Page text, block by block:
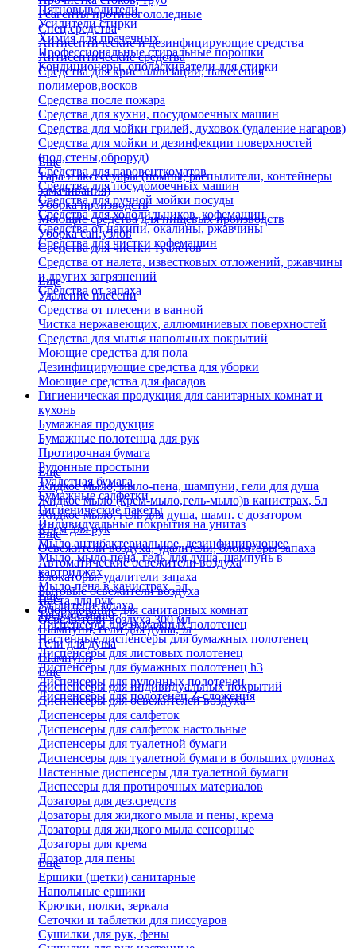
Пятновыводители
Усилители стирки
Химия для прачечных
Профессиональные стиральные порошки
Кондиционеры, ополаскиватели для стирки
Реагенты противогололедные
Спец.средства
Антисептические и дезинфицирующие средства
Антисептические средства
Средства для кристаллизации, нанесения
полимеров,восков
Средства после пожара
Средства для кухни, посудомоечных машин
Средства для мойки грилей, духовок (удаление нагаров)
Средства для мойки и дезинфекции поверхностей
(пол,стены,оброруд)
Средства для паровенткоматов
Средства для посудомоечных машин
Средства для ручной мойки посуды
Средства для холодильников, кофемашин
Средства от накипи, окалины, ржавчины
Средства для чистки кофемашин
Еще
Тара и аксессуары (помпы, распылители, контейнеры
замачивания)
Уборка производств
Моющие средства для пищевых производств
Уборка сан.узлов
Средства для чистки туалетов
Средства от налета, известковых отложений, ржавчины
и других загрязнений
Средства от запаха
Еще
Удаление плесени
Средства от плесени в ванной
Чистка нержавеющих, аллюминиевых поверхностей
Средства для мытья напольных покрытий
Моющие средства для пола
Дезинфицирующие средства для уборки
Моющие средства для фасадов
Гигиеническая продукция для санитарных комнат и
кухонь
Бумажная продукция
Бумажные полотенца для рук
Протирочная бумага
Рулонные простыни
Туалетная бумага
Бумажные салфетки
Гигиенические пакеты
Индивидуальные покрытия на унитаз
Еще
Жидкое мыло, мыло-пена, шампуни, гели для душа
Жидкое мыло (крем-мыло,гель-мыло)в канистрах, 5л
Жидкое мыло, гель для душа, шамп. с дозатором
Крем для рук
Мыло антибактериальное, дезинфицирующее
Мыло, мыло-пена, гель для душа, шампунь в
картриджах
Мыло-пена в канистрах, 5л
Паста для рук
Твердое мыло
Шампуни, гели для душа,5л
Гели для душа
Шампуни
Еще
Освежители воздуха, удалители, блокаторы запаха
Автоматические освежители воздуха
Блокаторы, удалители запаха
Бытовые освежители воздуха
Удалители запаха
Освежители воздуха 300 мл
Еще
Оборудование для санитарных комнат
Диспенсеры для бумажных полотенец
Настенные диспенсеры для бумажных полотенец
Диспенсеры для листовых полотенец
Диспенсеры для бумажных полотенец h3
Диспенсеры для рулонных полотенец
Диспенсеры для полотенец Z-сложения
Еще
Диспенсеры для индивидуальных покрытий
Диспенсеры для освежителей воздуха
Диспенсеры для салфеток
Диспенсеры для салфеток настольные
Диспенсеры для туалетной бумаги
Диспенсеры для туалетной бумаги в больших рулонах
Настенные диспенсеры для туалетной бумаги
Диспесеры для протирочных материалов
Дозаторы для дез.средств
Дозаторы для жидкого мыла и пены, крема
Дозаторы для жидкого мыла сенсорные
Дозаторы для крема
Дозатор для пены
Еще
Ершики (щетки) санитарные
Напольные ершики
Крючки, полки, зеркала
Сеточки и таблетки для писсуаров
Сушилки для рук, фены